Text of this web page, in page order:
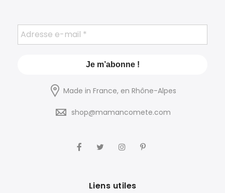
Made in France, en Rhône-Alpes
shop@mamancomete.com
Liens utiles